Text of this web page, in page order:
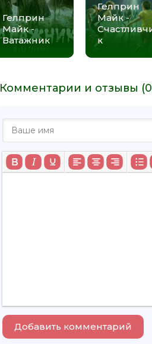
Гелприн
Майк -
Ватажник
Гелприн
Майк -
к
Комментарии и отзывы
Добавить комментарий